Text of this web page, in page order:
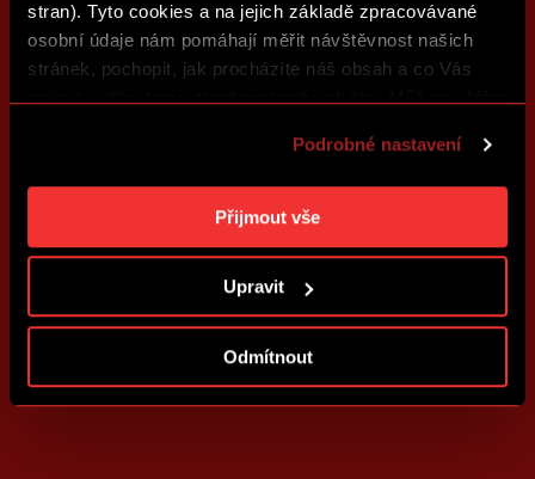
stran). Tyto cookies a na jejich základě zpracovávané
osobní údaje nám pomáhají měřit návštěvnost našich
stránek, pochopit, jak procházíte náš obsah a co Vás
reklamu na základě Vašich preferencí. Jednotlivé
cookies a účely zpracování si můžete nastavit v
„Podrobném nastavení“. Nastavení cookies si můžete
kdykoliv změnit. Jak takovou úpravu provést a další
Podrobné nastavení
Přijmout vše
Upravit
Odmítnout